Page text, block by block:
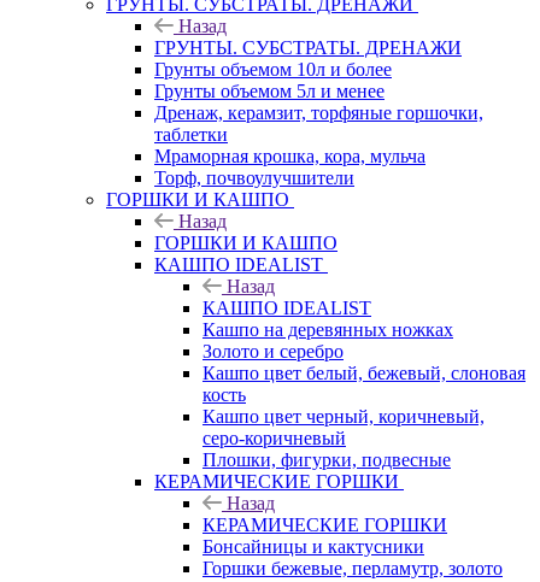
ГРУНТЫ. СУБСТРАТЫ. ДРЕНАЖИ
Назад
ГРУНТЫ. СУБСТРАТЫ. ДРЕНАЖИ
Грунты объемом 10л и более
Грунты объемом 5л и менее
Дренаж, керамзит, торфяные горшочки,
таблетки
Мраморная крошка, кора, мульча
Торф, почвоулучшители
ГОРШКИ И КАШПО
Назад
ГОРШКИ И КАШПО
КАШПО IDEALIST
Назад
КАШПО IDEALIST
Кашпо на деревянных ножках
Золото и серебро
Кашпо цвет белый, бежевый, слоновая
кость
Кашпо цвет черный, коричневый,
серо-коричневый
Плошки, фигурки, подвесные
КЕРАМИЧЕСКИЕ ГОРШКИ
Назад
КЕРАМИЧЕСКИЕ ГОРШКИ
Бонсайницы и кактусники
Горшки бежевые, перламутр, золото